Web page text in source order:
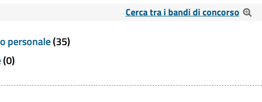
Cerca tra i bandi di concorso
personale(35)
(0)